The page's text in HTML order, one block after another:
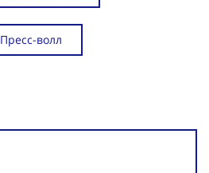
Пресс-волл